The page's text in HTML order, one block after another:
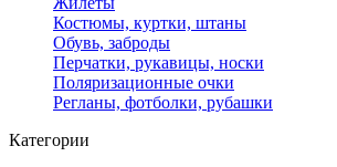
Костюмы, куртки, штаны
Обувь, заброды
Перчатки, рукавицы, носки
Поляризационные очки
Регланы, фотболки, рубашки
Категории